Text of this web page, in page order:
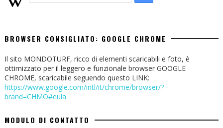
BROWSER CONSIGLIATO: GOOGLE CHROME
Il sito MONDOTURF, ricco di elementi scaricabili e foto, è
ottimizzato per il leggero e funzionale browser GOOGLE
CHROME, scaricabile seguendo questo LINK:
https://www.google.com/intl/it/chrome/browser/?
brand=CHMO#eula
MODULO DI CONTATTO